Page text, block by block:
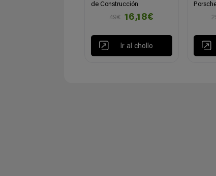
de Construcción
49€
16,18€
Ir al chollo